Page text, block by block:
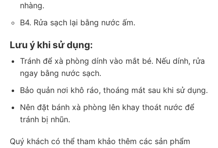
nhàng.
B4. Rửa sạch lại bằng nước ấm.
Lưu ý khi sử dụng:
Tránh để xà phòng dính vào mắt bé. Nếu dính, rửa
ngay bằng nước sạch.
Bảo quản nơi khô ráo, thoáng mát sau khi sử dụng.
Nên đặt bánh xà phòng lên khay thoát nước để
tránh bị nhũn.
Quý khách có thể tham khảo thêm các sản phẩm